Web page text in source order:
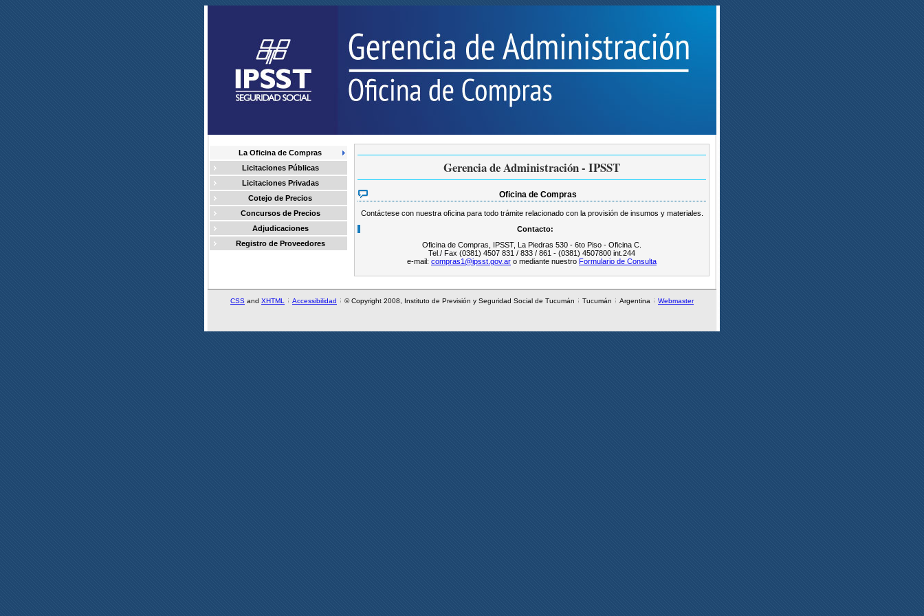
La Oficina de Compras
Licitaciones Públicas
Licitaciones Privadas
Cotejo de Precios
Concursos de Precios
Adjudicaciones
Registro de Proveedores
Gerencia de Administración - IPSST
Oficina de Compras
Contáctese con nuestra oficina para todo trámite relacionado con la provisión de insumos y materiales.
Contacto:
Oficina de Compras, IPSST, La Piedras 530 - 6to Piso - Oficina C.
Tel./ Fax (0381) 4507 831 / 833 / 861 - (0381) 4507800 int.244
e-mail: compras1@ipsst.gov.ar o mediante nuestro Formulario de Consulta
CSS and XHTML Accessibilidad © Copyright 2008, Instituto de Previsión y Seguridad Social de Tucumán Tucumán Argentina Webmaster